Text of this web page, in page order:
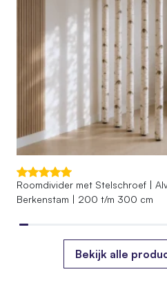
Roomdivider met Stelschroef |
Berkenstam | 200 t/m 300 cm
Bekijk alle